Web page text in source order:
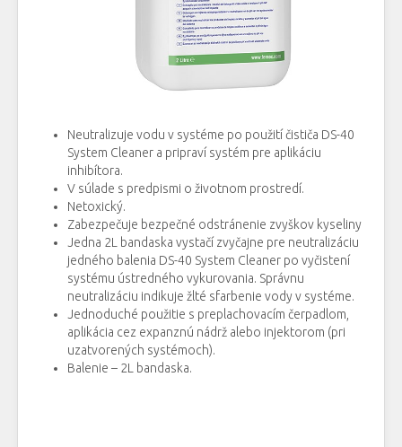
Neutralizuje vodu v systéme po použití čističa DS-40
System Cleaner a pripraví systém pre aplikáciu
inhibítora.
V súlade s predpismi o životnom prostredí.
Netoxický.
Zabezpečuje bezpečné odstránenie zvyškov kyseliny
Jedna 2L bandaska vystačí zvyčajne pre neutralizáciu
jedného balenia DS-40 System Cleaner po vyčistení
systému ústredného vykurovania. Správnu
neutralizáciu indikuje žlté sfarbenie vody v systéme.
Jednoduché použitie s preplachovacím čerpadlom,
aplikácia cez expanznú nádrž alebo injektorom (pri
uzatvorených systémoch).
Balenie – 2L bandaska.